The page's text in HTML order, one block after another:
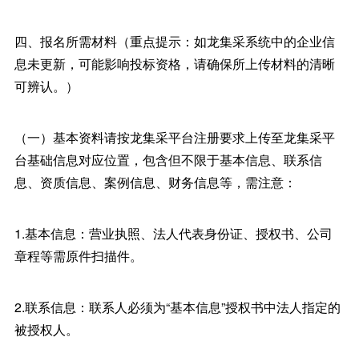
四、报名所需材料（重点提示：如龙集采系统中的企业信
息未更新，可能影响投标资格，请确保所上传材料的清晰
可辨认。）
（一）基本资料请按龙集采平台注册要求上传至龙集采平
台基础信息对应位置，包含但不限于基本信息、联系信
息、资质信息、案例信息、财务信息等，需注意：
1.基本信息：营业执照、法人代表身份证、授权书、公司
章程等需原件扫描件。
2.联系信息：联系人必须为“基本信息”授权书中法人指定的
被授权人。